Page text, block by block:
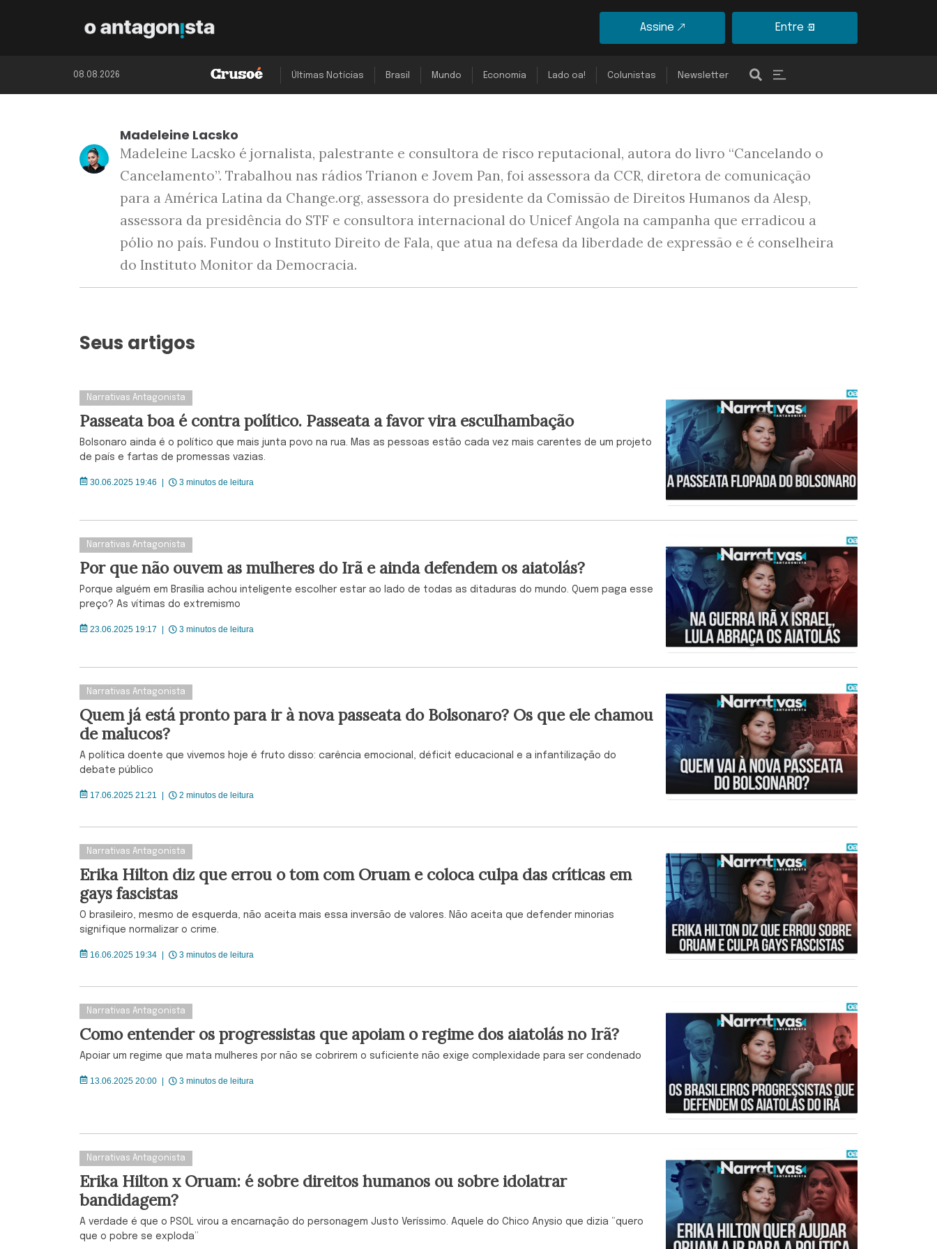
Assine Entre
08.08.2026 Últimas Notícias Brasil Mundo Economia Lado oa! Colunistas Newsletter
Madeleine Lacsko
Madeleine Lacsko é jornalista, palestrante e consultora de risco reputacional, autora do livro “Cancelando o
Cancelamento”. Trabalhou nas rádios Trianon e Jovem Pan, foi assessora da CCR, diretora de comunicação
para a América Latina da Change.org, assessora do presidente da Comissão de Direitos Humanos da Alesp,
assessora da presidência do STF e consultora internacional do Unicef Angola na campanha que erradicou a
pólio no país. Fundou o Instituto Direito de Fala, que atua na defesa da liberdade de expressão e é conselheira
do Instituto Monitor da Democracia.
Seus artigos
Narrativas Antagonista
Passeata boa é contra político. Passeata a favor vira esculhambação
Bolsonaro ainda é o político que mais junta povo na rua. Mas as pessoas estão cada vez mais carentes de um projeto
de país e fartas de promessas vazias.
30.06.2025 19:46 3 minutos de leitura
Narrativas Antagonista
Por que não ouvem as mulheres do Irã e ainda defendem os aiatolás?
Porque alguém em Brasília achou inteligente escolher estar ao lado de todas as ditaduras do mundo. Quem paga esse
preço? As vítimas do extremismo
23.06.2025 19:17 3 minutos de leitura
Narrativas Antagonista
Quem já está pronto para ir à nova passeata do Bolsonaro? Os que ele chamou
de malucos?
A política doente que vivemos hoje é fruto disso: carência emocional, déficit educacional e a infantilização do
debate público
17.06.2025 21:21 2 minutos de leitura
Narrativas Antagonista
Erika Hilton diz que errou o tom com Oruam e coloca culpa das críticas em
gays fascistas
O brasileiro, mesmo de esquerda, não aceita mais essa inversão de valores. Não aceita que defender minorias
signifique normalizar o crime.
16.06.2025 19:34 3 minutos de leitura
Narrativas Antagonista
Como entender os progressistas que apoiam o regime dos aiatolás no Irã?
Apoiar um regime que mata mulheres por não se cobrirem o suficiente não exige complexidade para ser condenado
13.06.2025 20:00 3 minutos de leitura
Narrativas Antagonista
Erika Hilton x Oruam: é sobre direitos humanos ou sobre idolatrar
bandidagem?
A verdade é que o PSOL virou a encarnação do personagem Justo Veríssimo. Aquele do Chico Anysio que dizia “quero
que o pobre se exploda”